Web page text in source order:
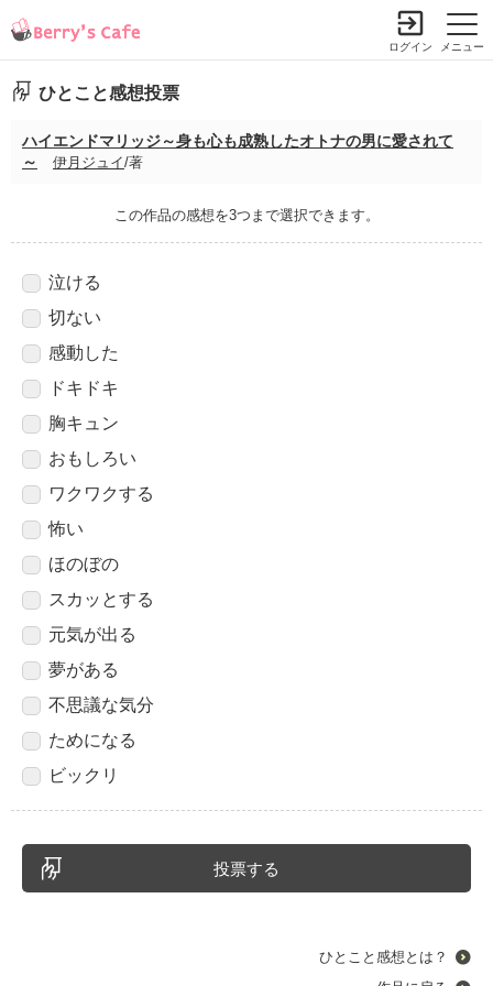
メニュー
ログイン
ひとこと感想投票
ハイエンドマリッジ～身も心も成熟したオトナの男に愛されて
～
伊月ジュイ/著
この作品の感想を3つまで選択できます。
泣ける
切ない
感動した
ドキドキ
胸キュン
おもしろい
ワクワクする
怖い
ほのぼの
スカッとする
元気が出る
夢がある
不思議な気分
ためになる
ビックリ
ひとこと感想とは？